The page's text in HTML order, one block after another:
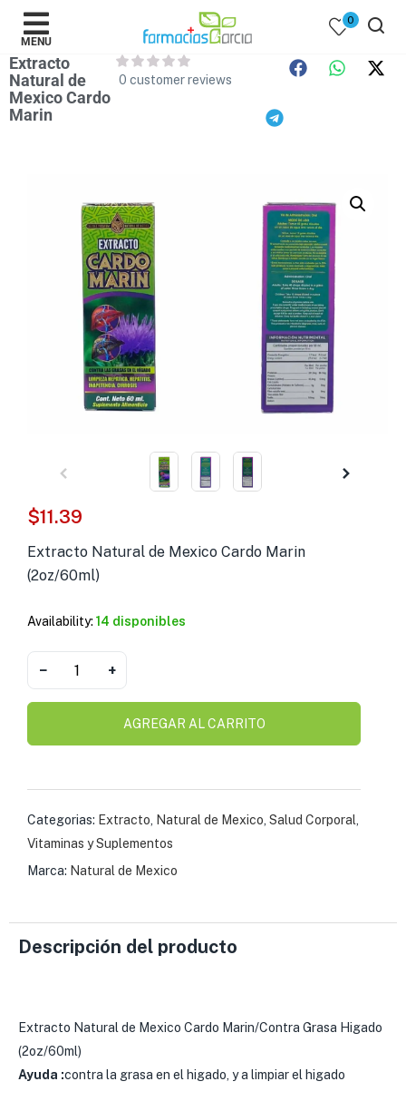
MENU
0
Extracto
Natural de
Mexico Cardo
Marin
0 customer reviews
$11.39
Extracto Natural de Mexico Cardo Marin
(2oz/60ml)
Availability: 14 disponibles
− +
AGREGAR AL CARRITO
Categorias: Extracto, Natural de Mexico, Salud Corporal,
Vitaminas y Suplementos
Marca: Natural de Mexico
Descripción del producto
Extracto Natural de Mexico Cardo Marin/Contra Grasa Higado
(2oz/60ml)
Ayuda :contra la grasa en el higado, y a limpiar el higado